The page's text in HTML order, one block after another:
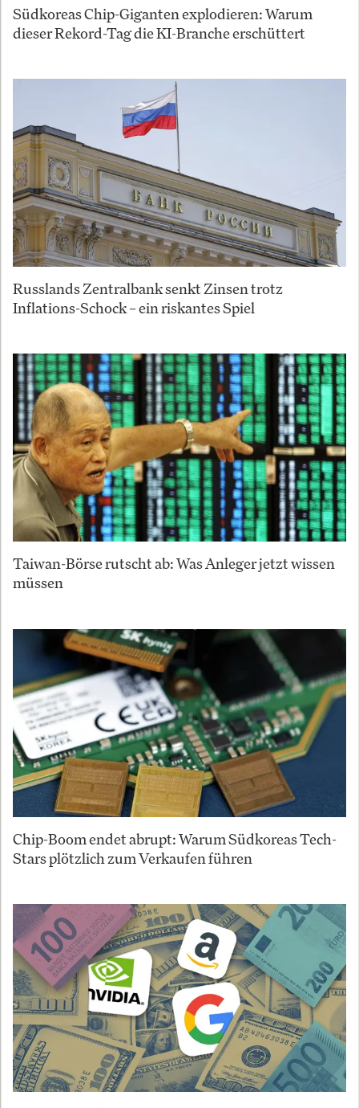
Südkoreas Chip-Giganten explodieren: Warum
dieser Rekord-Tag die KI-Branche erschüttert
Russlands Zentralbank senkt Zinsen trotz
Inflations-Schock – ein riskantes Spiel
Taiwan-Börse rutscht ab: Was Anleger jetzt wissen
müssen
Chip-Boom endet abrupt: Warum Südkoreas Tech-
Stars plötzlich zum Verkaufen führen